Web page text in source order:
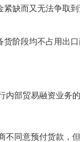
紧缺而又无法争取
阶段均不占用出
内部贸易融资业务
不同意预付货款，